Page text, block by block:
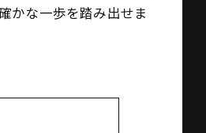
かな一歩を踏み出せま